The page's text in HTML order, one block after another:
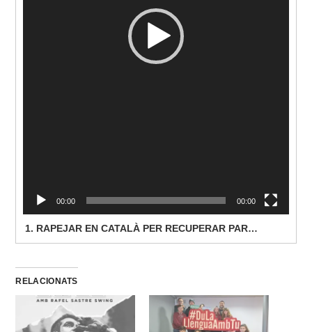
00:00 00:00
1. RAPEJAR EN CATALÀ PER RECUPERAR PARAULES EN DESÚS
RELACIONATS